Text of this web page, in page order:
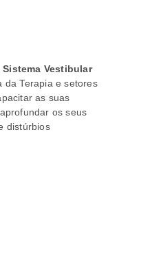
Vestibular
da Terapia e setores
as suas
os seus
distúrbios